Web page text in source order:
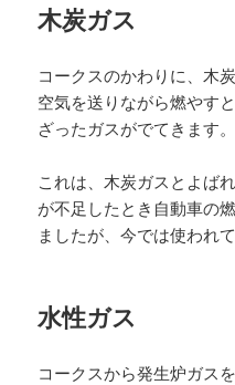
木炭ガス
コークスのかわりに、木
空気を送りながら燃やす
ざったガスがでてきます。
これは、木炭ガスとよば
が不足したとき自動車の
ましたが、今では使われて
水性ガス
コークスから発生炉ガス